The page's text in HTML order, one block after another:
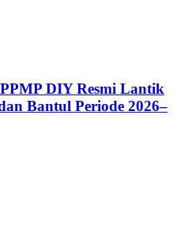
DIY Resmi Lantik
Bantul Periode 2026–